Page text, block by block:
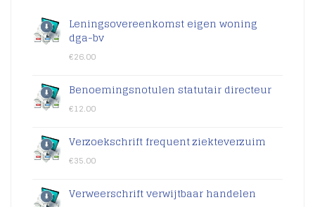
Leningsovereenkomst eigen woning
dga-bv
€26.00
Benoemingsnotulen statutair directeur
€12.00
Verzoekschrift frequent ziekteverzuim
€35.00
Verweerschrift verwijtbaar handelen